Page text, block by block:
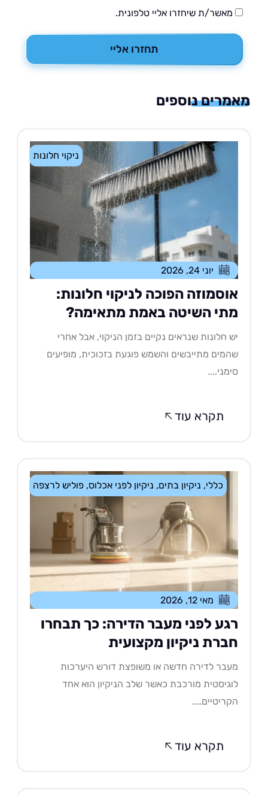
מאשר/ת שיחזרו אליי טלפונית.
תחזרו אליי
נוספים
ניקוי חלונות
יוני 24, 2026
הפוכה לניקוי חלונות:
השיטה באמת מתאימה?
חלונות שנראים נקיים בזמן הניקוי, אבל אחרי
מתייבשים והשמש פוגעת בזכוכית, מופיעים
תקרא עוד
ניקיון בתים,ניקיון לפני אכלוס,פוליש לרצפה
מאי 12, 2026
לפני מעבר הדירה: כך תבחרו
ניקיון מקצועית
לדירה חדשה או משופצת דורש היערכות
מורכבת כאשר שלב הניקיון הוא אחד
תקרא עוד